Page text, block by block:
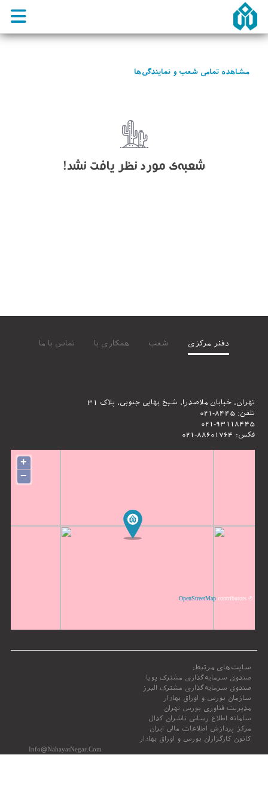
مشاهده تمامی شعب و نمایندگی‌ها
شعبه‌ی مورد نظر یافت نشد!
دفتر مرکزی شعب همکاری با تماس با ما
تهران، خیابان ملاصدرا، شیخ بهایی جنوبی، پلاک 31
تلفن: 8445-021
021-93118445
فکس: 88601764-021
+
−
©
OpenStreetMapcontributors
سایت‌های مرتبط:
صندوق سرمایه‌گذاری مشترک پویا
صندوق سرمایه‌گذاری مشترک البرز
سازمان بورس و اوراق بهادار
مدیریت فناوری بورس تهران
سامانه اطلاع رسانی ناشران کدال
مرکز پردازش اطلاعات مالی ایران
کانون کارگزاران بورس و اوراق بهادار
Info@NahayatNegar.Com